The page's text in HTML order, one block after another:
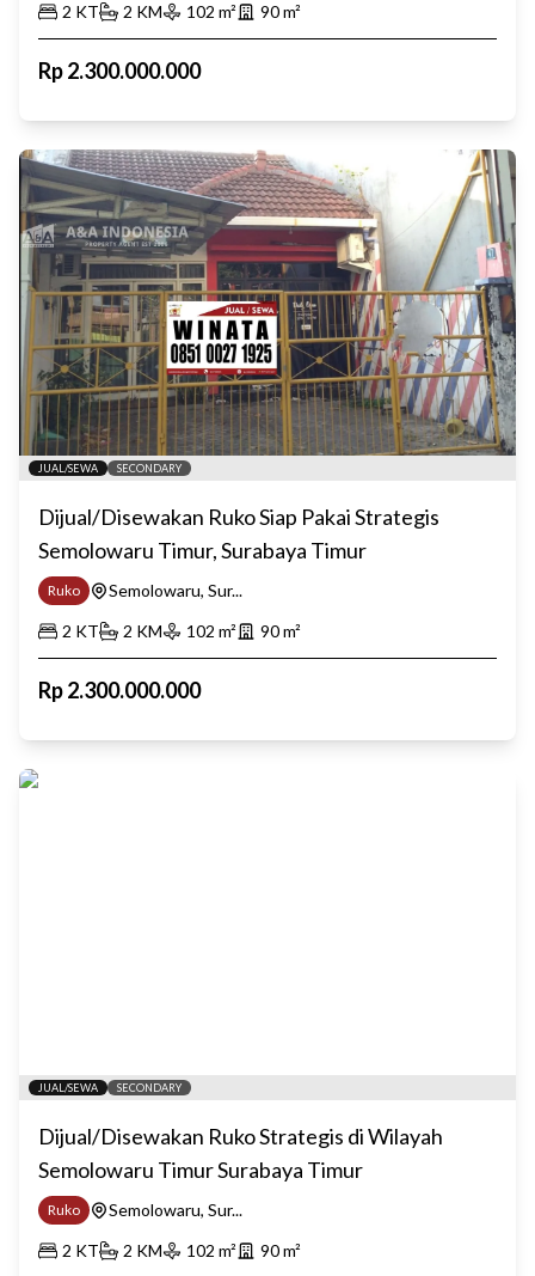
2 KT 2 KM 102 m² 90m²
Rp2.300.000.000
JUAL/SEWA SECONDARY
Dijual/Disewakan Ruko Siap Pakai Strategis
Semolowaru Timur, Surabaya Timur
Ruko
Semolowaru, Sur...
2 KT 2 KM 102 m² 90m²
Rp2.300.000.000
JUAL/SEWA SECONDARY
Dijual/Disewakan Ruko Strategis di Wilayah
Semolowaru Timur Surabaya Timur
Ruko
Semolowaru, Sur...
2 KT 2 KM 102 m² 90m²